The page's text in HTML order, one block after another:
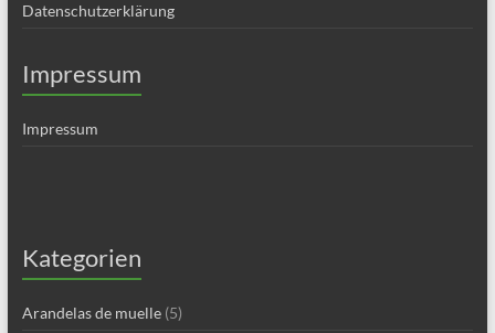
Datenschutzerklärung
Impressum
Impressum
Kategorien
Arandelas de muelle(5)